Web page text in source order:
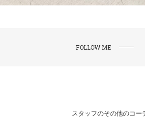
FOLLOW ME
スタッフのその他のコー